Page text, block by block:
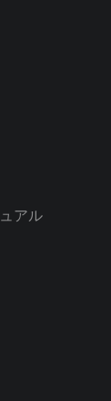
アル